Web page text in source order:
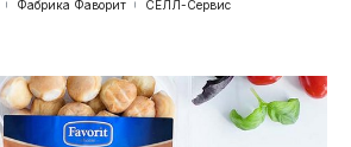
Фабрика Фаворит СЕЛЛ-Сервис